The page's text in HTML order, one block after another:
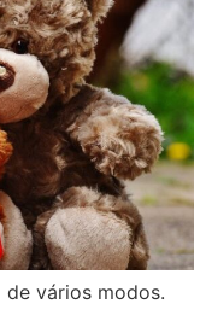
de vários modos.